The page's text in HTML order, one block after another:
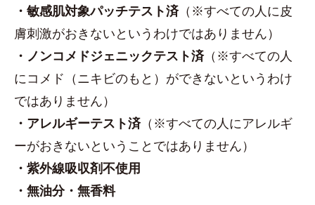
・敏感肌対象パッチテスト済（※すべての人に皮
膚刺激がおきないというわけではありません）
・ノンコメドジェニックテスト済（※すべての人
にコメド（ニキビのもと）ができないというわけ
ではありません）
・アレルギーテスト済（※すべての人にアレルギ
ーがおきないということではありません）
・紫外線吸収剤不使用
・無油分・無香料